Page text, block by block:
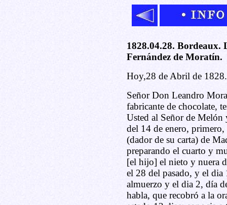
1828.04.28.
Fernández de Moratín.
Hoy,28 de Abril de 1828.
Señor Don Leandro
fabricante de chocolate,
Usted al Señor de Melón
del 14 de enero,
(dador de su carta) de
preparando el cuarto y
[el hijo] el nieto y nuera
el 28 del pasado, y el dia
almuerzo y el dia 2, día
habla, que recobró a la